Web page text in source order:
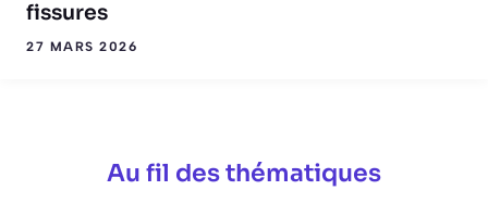
fissures
27 MARS 2026
Au fil des thématiques